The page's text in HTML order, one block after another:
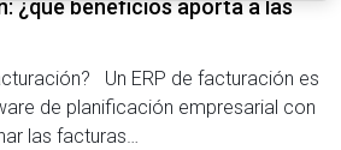
¿qué beneficios aporta a las
Un ERP de facturación es
de planificación empresarial con
las facturas…